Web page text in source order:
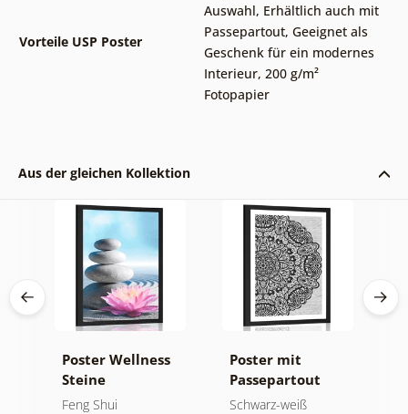
Vorteile USP Poster
Auswahl, Erhältlich auch mit
Passepartout, Geeignet als
Geschenk für ein modernes
Interieur, 200 g/m²
Fotopapier
Aus der gleichen Kollektion
Poster Wellness
Steine
Feng Shui
Poster mit
Passepartout
Blumenmandala
Schwarz-weiß